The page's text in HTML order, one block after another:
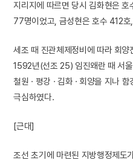
지리지에 따르면 당시 김화현은
77명이었고, 금성현은 호수 412
세조 때 진관체제정비에 따라 회
1592년(선조 25) 임진왜란 때 서
철원 · 평강 · 김화 · 회양을 지나
극심하였다.
[근대]
조선 초기에 마련된 지방행정제도